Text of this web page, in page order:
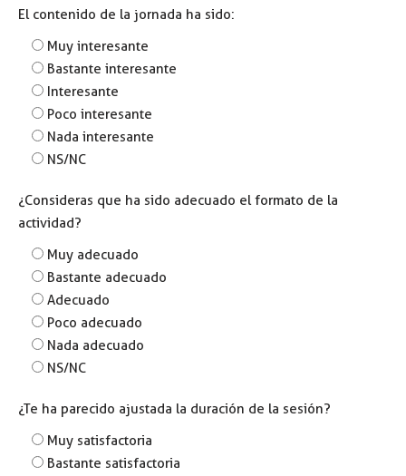
El contenido de la jornada ha sido:
Muy interesante
Bastante interesante
Interesante
Poco interesante
Nada interesante
NS/NC
¿Consideras que ha sido adecuado el formato de la
actividad?
Muy adecuado
Bastante adecuado
Adecuado
Poco adecuado
Nada adecuado
NS/NC
¿Te ha parecido ajustada la duración de la sesión?
Muy satisfactoria
Bastante satisfactoria